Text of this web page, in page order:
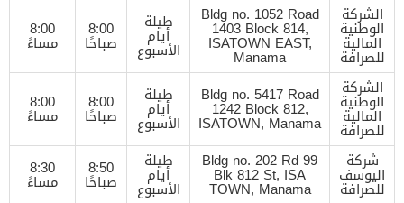
الشركة
الوطنية
المالية
للصرافة
Bldg no. 1052 Road
1403 Block 814,
ISATOWN EAST,
Manama
طيلة
أيام
الأسبوع
8:00
صباحًا
8:00
مساءً
الشركة
الوطنية
المالية
للصرافة
Bldg no. 5417 Road
1242 Block 812,
ISATOWN, Manama
طيلة
أيام
الأسبوع
8:00
صباحًا
8:00
مساءً
شركة
اليوسف
للصرافة
Bldg no. 202 Rd 99
Blk 812 St, ISA
TOWN, Manama
طيلة
أيام
الأسبوع
8:50
صباحًا
8:30
مساءً